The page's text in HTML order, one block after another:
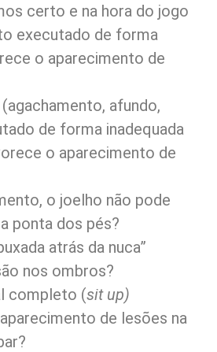
certo e na hora do jogo
executado de forma
o aparecimento de
afundo,
de forma inadequada
o aparecimento de
o joelho não pode
ponta dos pés?
atrás da nuca”
nos ombros?
completo (sit up)
de lesões na